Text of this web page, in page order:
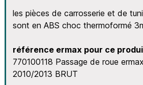
les pièces de carrosserie et de
sont en ABS choc thermoformé
référence ermax pour ce
770100118 Passage de roue
2010/2013 BRUT